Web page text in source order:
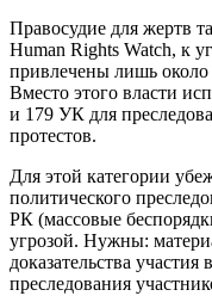
Правосудие для жертв
Human Rights Watch, к
привлечены лишь около
Вместо этого власти
и 179 УК для
протестов.
Для этой категории
политического
РК (массовые
угрозой. Нужны:
доказательства
преследования